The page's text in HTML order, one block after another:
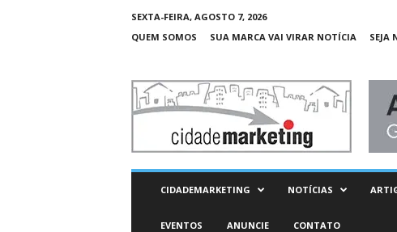
SEXTA-FEIRA, AGOSTO 7, 2026
QUEM SOMOS
SUA MARCA VAI VIRAR NOTÍCIA SEJA
C
d
CIDADEMARKETING NOTÍCIAS
EVENTOS ANUNCIE CONTATO